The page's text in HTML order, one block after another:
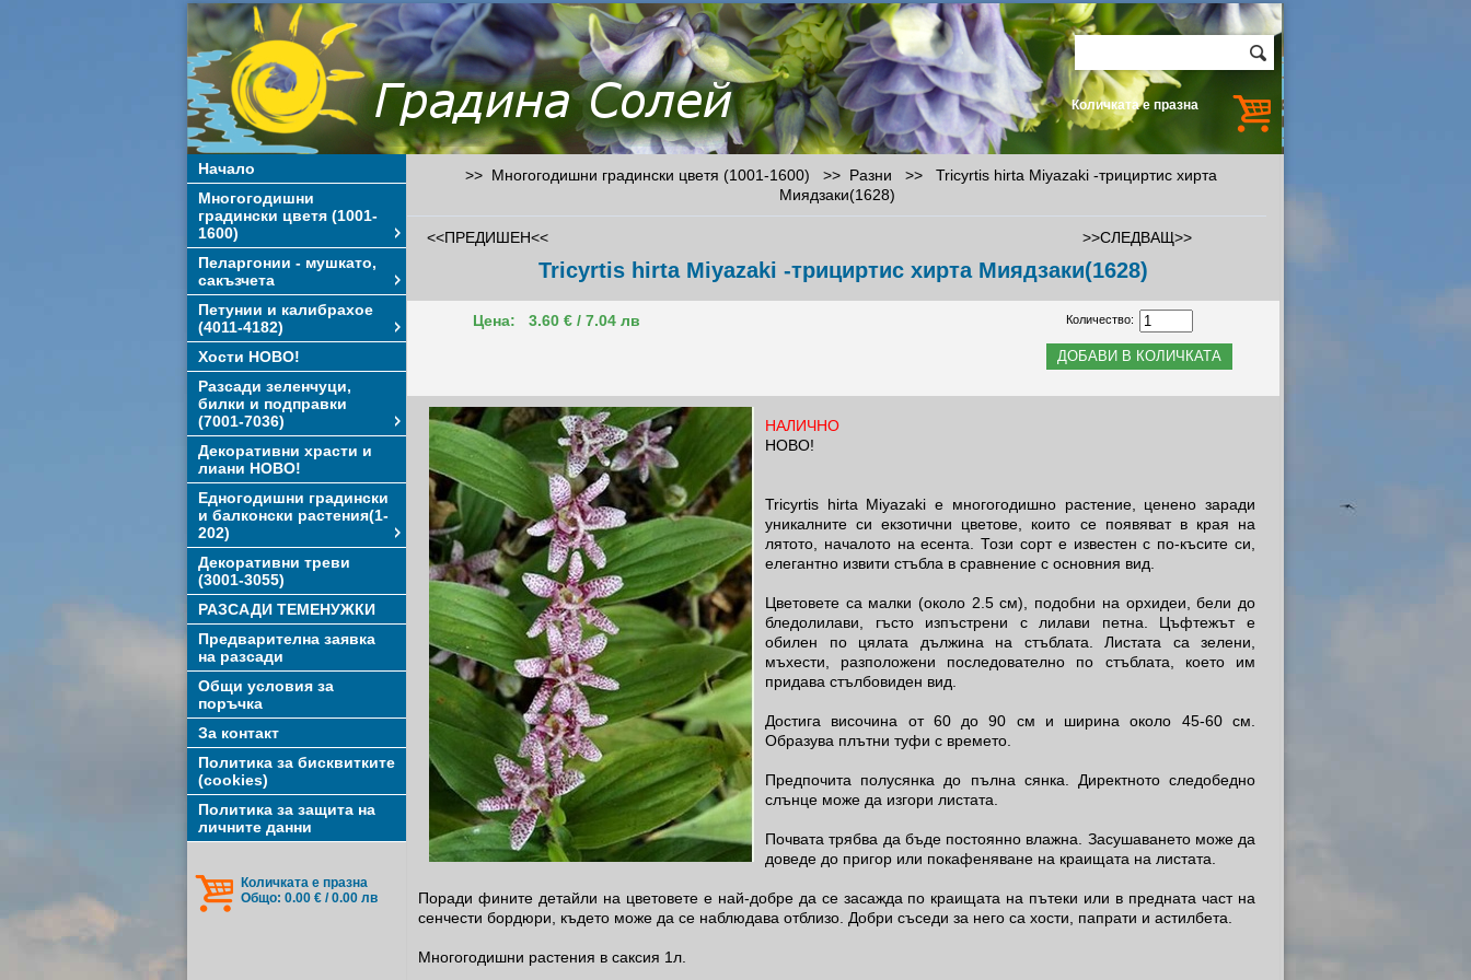
Количката е празна
Начало
Многогодишни
градински цветя (1001-
1600)
Пеларгонии - мушкато,
сакъзчета
Петунии и калибрахое
(4011-4182)
Хости НОВО!
Разсади зеленчуци,
билки и подправки
(7001-7036)
Декоративни храсти и
лиани НОВО!
Едногодишни градински
и балконски растения(1-
202)
Декоративни треви
(3001-3055)
РАЗСАДИ ТЕМЕНУЖКИ
Предварителна заявка
на разсади
Общи условия за
поръчка
За контакт
Политика за бисквитките
(cookies)
Политика за защита на
личните данни
Количката е празна
Общо: 0.00 € / 0.00 лв
>> Многогодишни градински цветя (1001-1600) >> Разни >> Tricyrtis hirta Miyazaki -трициртис хирта
Миядзаки(1628)
<<ПРЕДИШЕН<< >>СЛЕДВАЩ>>
Tricyrtis hirta Miyazaki -трициртис хирта Миядзаки(1628)
Цена: 3.60 € / 7.04 лв Количество:
НАЛИЧНО
НОВО!
Tricyrtis hirta Miyazaki е многогодишно растение, ценено заради
уникалните си екзотични цветове, които се появяват в края на
лятото, началото на есента. Този сорт е известен с по-късите си,
елегантно извити стъбла в сравнение с основния вид.
Цветовете са малки (около 2.5 см), подобни на орхидеи, бели до
бледолилави, гъсто изпъстрени с лилави петна. Цъфтежът е
обилен по цялата дължина на стъблата. Листата са зелени,
мъхести, разположени последователно по стъблата, което им
придава стълбовиден вид.
Достига височина от 60 до 90 см и ширина около 45-60 см.
Образува плътни туфи с времето.
Предпочита полусянка до пълна сянка. Директното следобедно
слънце може да изгори листата.
Почвата трябва да бъде постоянно влажна. Засушаването може да
доведе до пригор или покафеняване на краищата на листата.
Поради фините детайли на цветовете е най-добре да се засажда по краищата на пътеки или в предната част на
сенчести бордюри, където може да се наблюдава отблизо. Добри съседи за него са хости, папрати и астилбета.
Многогодишни растения в саксия 1л.